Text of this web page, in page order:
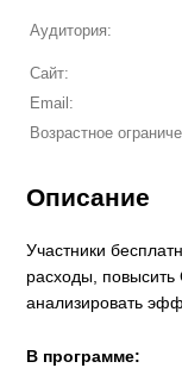
Аудитория:
Сайт:
Email:
Возрастное
Описание
Участники
расходы, повысить
анализировать
В программе: